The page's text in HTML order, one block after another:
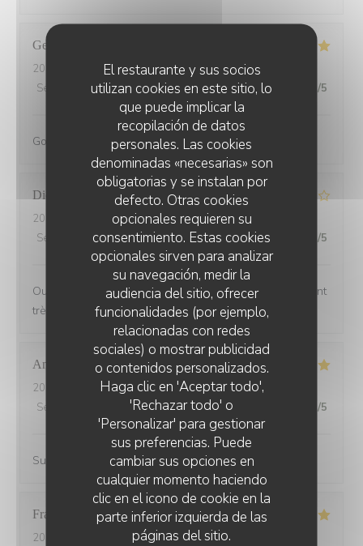
El restaurante y sus socios
utilizan cookies en este sitio, lo
que puede implicar la
recopilación de datos
personales. Las cookies
denominadas «necesarias» son
obligatorias y se instalan por
defecto. Otras cookies
opcionales requieren su
consentimiento. Estas cookies
opcionales sirven para analizar
su navegación, medir la
audiencia del sitio, ofrecer
funcionalidades (por ejemplo,
relacionadas con redes
sociales) o mostrar publicidad
o contenidos personalizados.
Haga clic en 'Aceptar todo',
'Rechazar todo' o
'Personalizar' para gestionar
sus preferencias. Puede
cambiar sus opciones en
cualquier momento haciendo
clic en el icono de cookie en la
parte inferior izquierda de las
páginas del sitio.
Georgina
2026-08-03
- 19:00 - Invitados 4
Servicio
/5 Ambiente:5/5 Menú : 5/5 Calidad / Precio /5
Gorgeous little Parisien Cafe. Staff were so friendly
Didier
2026-08-01
- 19:15 - Invitados 2
Servicio
/5 Ambiente: 4/5 Menú: 4/5 Calidad / Precio /5
Oui manque un peu de choix sur la carte, mais restaurant
très bien
Andrine
2026-07-25
- 20:45 - Invitados 6
Servicio
Ambiente: 5/5 Menú:5/5 Calidad / Precio /5
Super accueil, restaurant avec une terrasse sympa
Francoise
2026-07-21
- 19:30 - Invitados 2